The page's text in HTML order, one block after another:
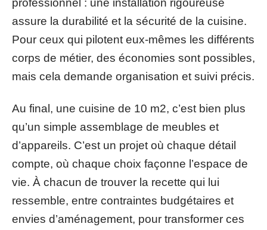
professionnel : une installation rigoureuse
assure la durabilité et la sécurité de la cuisine.
Pour ceux qui pilotent eux-mêmes les différents
corps de métier, des économies sont possibles,
mais cela demande organisation et suivi précis.
Au final, une cuisine de 10 m2, c’est bien plus
qu’un simple assemblage de meubles et
d’appareils. C’est un projet où chaque détail
compte, où chaque choix façonne l’espace de
vie. À chacun de trouver la recette qui lui
ressemble, entre contraintes budgétaires et
envies d’aménagement, pour transformer ces